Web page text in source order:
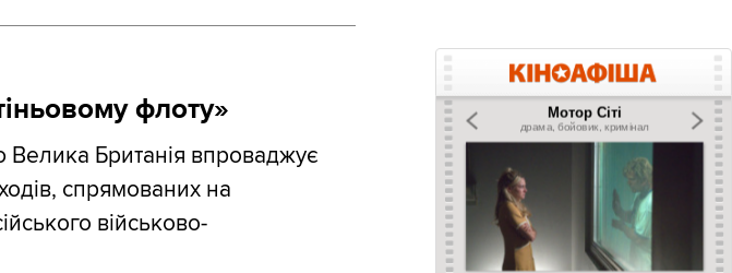
флоту»
Британія впроваджує
спрямованих на
військово-